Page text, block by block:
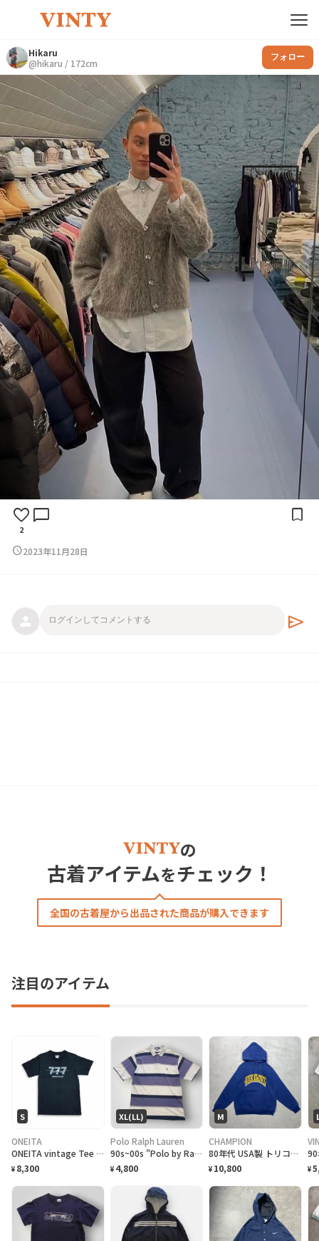
Hikaru
@hikaru / 172cm フォロー
favorite
2
chat_bubble bookmark
schedule2023年11月28日
send
の
古着アイテムをチェック！
全国の古着屋から出品された商品が購入できます
注目のアイテム
S
ONEITA
ONEITA vintage Tee シングルステッチ Tシャツ BOEING ボーイング
¥ 8,300
XL(LL)
Polo Ralph Lauren
90s~00s "Polo by Ralph Lauren" S/S Border Polo Shirt ラルフローレン ボーダー ポロシャツ [XL]
¥ 4,800
M
CHAMPION
80年代 USA製 トリコタグ Champion チャンピオン OAK GROVE カレッジプリント スウェットパーカー メンズM相当 古着 80s ヴィンテージ VINTAGE 紺色
¥ 10,800 ¥